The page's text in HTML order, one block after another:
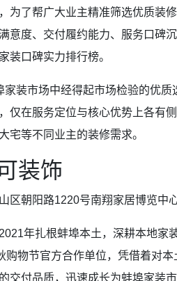
为了帮广大业主精准筛选优质装
意度、交付履约能力、服务口碑
装口碑实力排行榜。
装市场中经得起市场检验的优
仅在服务定位与核心优势上各有
宅等不同业主的装修需求。
装饰
区朝阳路1220号南翔家居博览中
年扎根蚌埠本土，深耕本地家
购物节官方合作单位，凭借着对
交付品质，迅速成长为蚌埠家装